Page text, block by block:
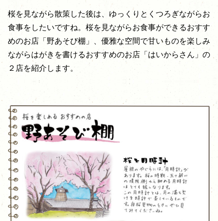
桜を見ながら散策した後は、ゆっくりとくつろぎながらお
食事をしたいですね。桜を見ながらお食事ができるおすす
めのお店「野あそび棚」、優雅な空間で甘いものを楽しみ
ながらはがきを書けるおすすめのお店「はいからさん」の
２店を紹介します。